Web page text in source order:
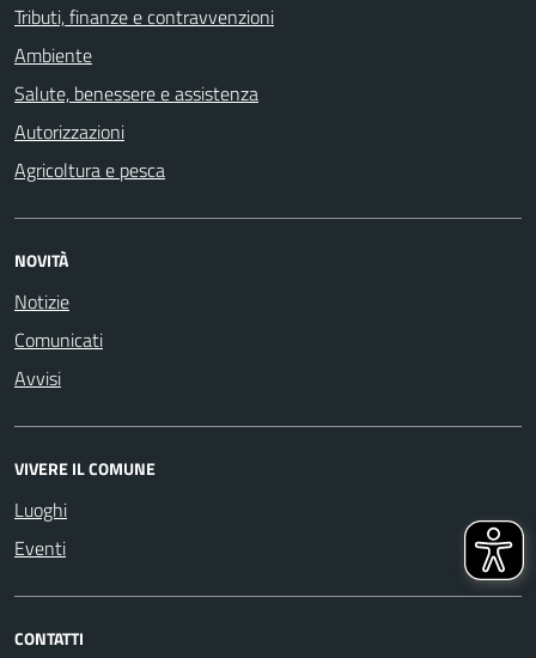
Tributi, finanze e contravvenzioni
Ambiente
Salute, benessere e assistenza
Autorizzazioni
Agricoltura e pesca
NOVITÀ
Notizie
Comunicati
Avvisi
VIVERE IL COMUNE
Luoghi
Eventi
CONTATTI